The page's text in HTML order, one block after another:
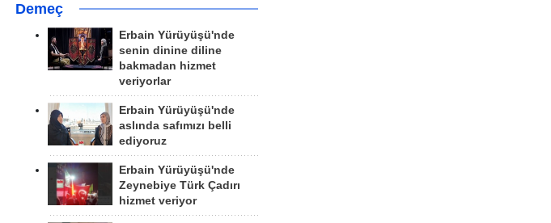
Demeç
Erbain Yürüyüşü'nde
senin dinine diline
bakmadan hizmet
veriyorlar
Erbain Yürüyüşü'nde
aslında safımızı belli
ediyoruz
Erbain Yürüyüşü'nde
Zeynebiye Türk Çadırı
hizmet veriyor